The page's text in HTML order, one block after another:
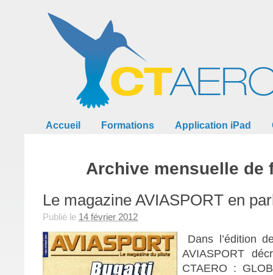
Accueil Formations Application iPad
Archive mensuelle de
Le magazine AVIASPORT en
Publié le 14 février 2012
Dans l’édition
AVIASPORT
CTAERO :